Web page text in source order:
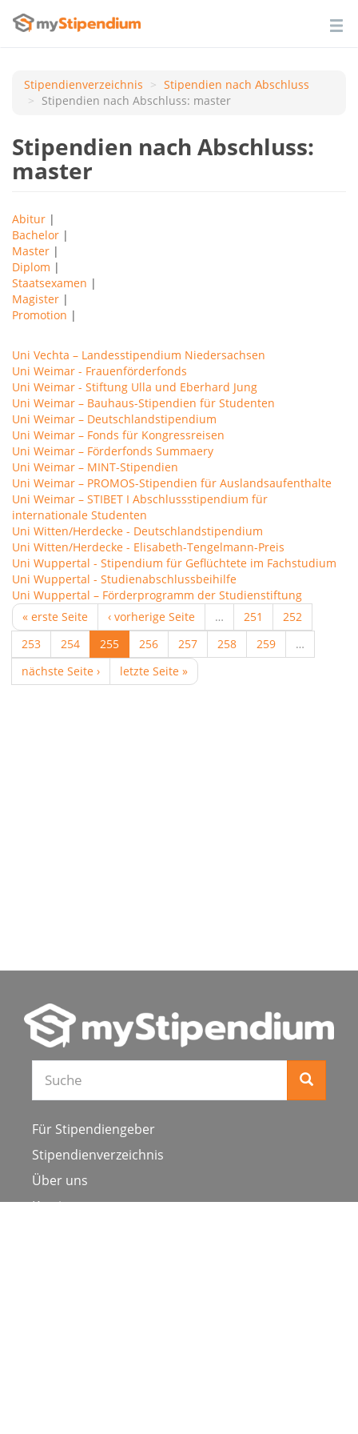
Stipendienverzeichnis
Stipendien nach Аbschluss
Stipendien nach Abschluss: master
Stipendien nach Abschluss:
master
Abitur |
Bachelor |
Master |
Diplom |
Staatsexamen |
Magister |
Promotion |
Uni Vechta – Landesstipendium Niedersachsen
Uni Weimar - Frauenförderfonds
Uni Weimar - Stiftung Ulla und Eberhard Jung
Uni Weimar – Bauhaus-Stipendien für Studenten
Uni Weimar – Deutschlandstipendium
Uni Weimar – Fonds für Kongressreisen
Uni Weimar – Förderfonds Summaery
Uni Weimar – MINT-Stipendien
Uni Weimar – PROMOS-Stipendien für Auslandsaufenthalte
Uni Weimar – STIBET I Abschlussstipendium für
internationale Studenten
Uni Witten/Herdecke - Deutschlandstipendium
Uni Witten/Herdecke - Elisabeth-Tengelmann-Preis
Uni Wuppertal - Stipendium für Geflüchtete im Fachstudium
Uni Wuppertal - Studienabschlussbeihilfe
Uni Wuppertal – Förderprogramm der Studienstiftung
« erste Seite
‹ vorherige Seite … 251
252
253
254 255 256 257 258 259
…
nächste Seite ›
letzte Seite »
Für Stipendiengeber
Stipendienverzeichnis
Über uns
Karriere